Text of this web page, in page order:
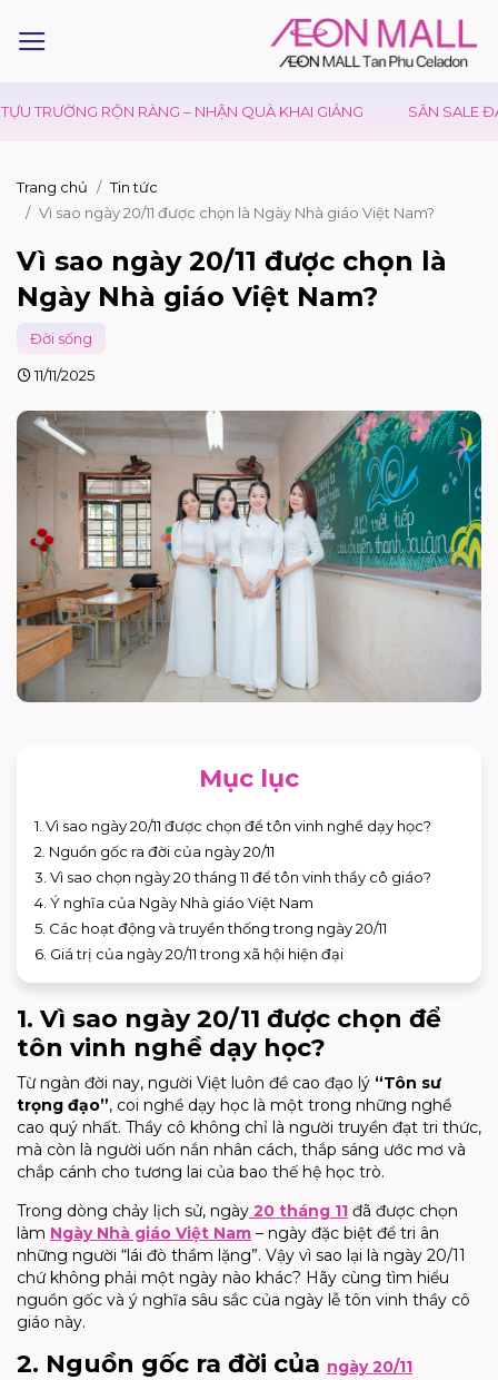
RỘN RÀNG – NHẬN QUÀ KHAI GIẢNG SĂN SALE ĐẠI
Trang chủ
Tin tức
Vì sao ngày 20/11 được chọn là Ngày Nhà giáo Việt Nam?
Vì sao ngày 20/11 được chọn là
Ngày Nhà giáo Việt Nam?
Đời sống
11/11/2025
Mục lục
1. Vì sao ngày 20/11 được chọn để tôn vinh nghề dạy học?
2. Nguồn gốc ra đời của ngày 20/11
3. Vì sao chọn ngày 20 tháng 11 để tôn vinh thầy cô giáo?
4. Ý nghĩa của Ngày Nhà giáo Việt Nam
5. Các hoạt động và truyền thống trong ngày 20/11
6. Giá trị của ngày 20/11 trong xã hội hiện đại
1. Vì sao ngày 20/11 được chọn để
tôn vinh nghề dạy học?
Từ ngàn đời nay, người Việt luôn đề cao đạo lý “Tôn sư
trọng đạo”, coi nghề dạy học là một trong những nghề
cao quý nhất. Thầy cô không chỉ là người truyền đạt tri thức,
mà còn là người uốn nắn nhân cách, thắp sáng ước mơ và
chắp cánh cho tương lai của bao thế hệ học trò.
Trong dòng chảy lịch sử, ngày 20 tháng 11 đã được chọn
làm Ngày Nhà giáo Việt Nam – ngày đặc biệt để tri ân
những người “lái đò thầm lặng”. Vậy vì sao lại là ngày 20/11
chứ không phải một ngày nào khác? Hãy cùng tìm hiểu
nguồn gốc và ý nghĩa sâu sắc của ngày lễ tôn vinh thầy cô
giáo này.
2. Nguồn gốc ra đời của ngày 20/11